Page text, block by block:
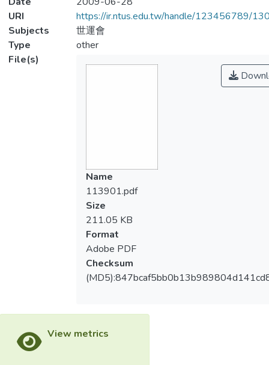
URI
https://ir.ntus.edu.tw/handle/123456789/
Subjects
世運會
Type
other
File(s)
Name
113901.pdf
Size
211.05 KB
Format
Adobe PDF
Checksum
View metrics